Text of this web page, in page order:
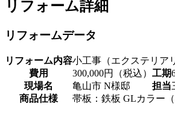
リフォーム詳細
リフォームデータ
リフォーム内容小工事（エクステリア
費用
300,000円（税込） 工期
現場名
亀山市 N様邸 担当
商品仕様
帯板：鉄板 GLカラー（